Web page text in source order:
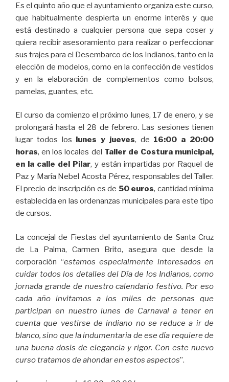
Es el quinto año que el ayuntamiento organiza este curso,
que habitualmente despierta un enorme interés y que
está destinado a cualquier persona que sepa coser y
quiera recibir asesoramiento para realizar o perfeccionar
sus trajes para el Desembarco de los Indianos, tanto en la
elección de modelos, como en la confección de vestidos
y en la elaboración de complementos como bolsos,
pamelas, guantes, etc.
El curso da comienzo el próximo lunes, 17 de enero, y se
prolongará hasta el 28 de febrero. Las sesiones tienen
lugar todos los lunes y jueves, de 16:00 a 20:00
horas, en los locales del Taller de Costura municipal,
en la calle del Pilar, y están impartidas por Raquel de
Paz y María Nebel Acosta Pérez, responsables del Taller.
El precio de inscripción es de 50 euros, cantidad mínima
establecida en las ordenanzas municipales para este tipo
de cursos.
La concejal de Fiestas del ayuntamiento de Santa Cruz
de La Palma, Carmen Brito, asegura que desde la
corporación “estamos especialmente interesados en
cuidar todos los detalles del Día de los Indianos, como
jornada grande de nuestro calendario festivo. Por eso
cada año invitamos a los miles de personas que
participan en nuestro lunes de Carnaval a tener en
cuenta que vestirse de indiano no se reduce a ir de
blanco, sino que la indumentaria de ese día requiere de
una buena dosis de elegancia y rigor. Con este nuevo
curso tratamos de ahondar en estos aspectos”.